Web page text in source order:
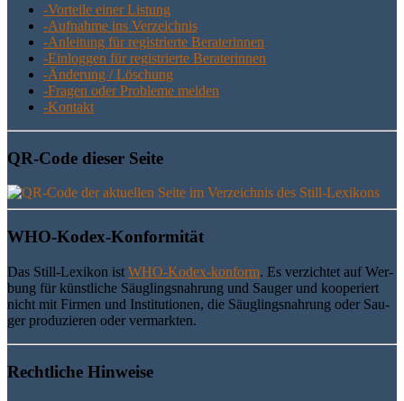
-Vor­tei­le einer Listung
-Auf­nah­me ins Verzeichnis
-Anlei­tung für regis­trier­te Beraterinnen
-Ein­log­gen für regis­trier­te Beraterinnen
-Ände­rung / Löschung
-Fra­gen oder Pro­ble­me melden
-Kon­takt
QR-Code die­ser Seite
WHO-Kodex-Kon­for­mi­tät
Das Still-Lexi­kon ist WHO-Kodex-kon­form. Es ver­zich­tet auf Wer­
bung für künst­li­che Säug­lings­nah­rung und Sau­ger und koope­riert
nicht mit Fir­men und Insti­tu­tio­nen, die Säug­lings­nah­rung oder Sau­
ger pro­du­zie­ren oder vermarkten.
Recht­li­che Hinweise